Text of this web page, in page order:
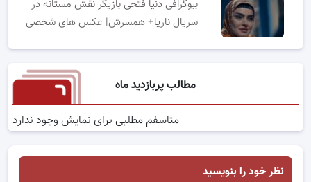
بیوگرافی دنیا فتحی بازیگر نقش مستانه در
سریال ناریا+ همسرش| عکس های شخصی
مطالب پربازدید ماه
متاسفم مطلبی برای نمایش وجود ندارد
نظر خود را بنویسید